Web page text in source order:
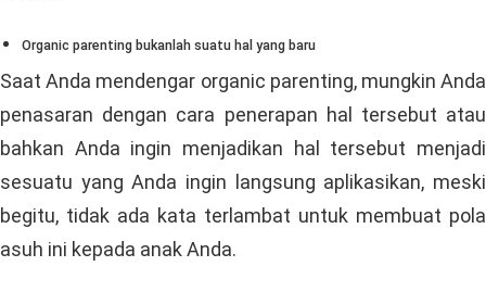
Organic parenting bukanlah suatu hal yang baru
Saat Anda mendengar organic parenting, mungkin Anda
penasaran dengan cara penerapan hal tersebut atau
bahkan Anda ingin menjadikan hal tersebut menjadi
sesuatu yang Anda ingin langsung aplikasikan, meski
begitu, tidak ada kata terlambat untuk membuat pola
asuh ini kepada anak Anda.